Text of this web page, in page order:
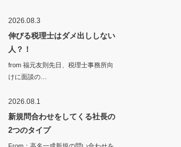
2026.08.3
伸びる税理士はダメ出ししない
人？！
from 福元友則先日、税理士事務所向
けに面談の…
2026.08.1
新規問合わせをしてくる社長の
2つのタイプ
From：高名一成新規の問い合わせを